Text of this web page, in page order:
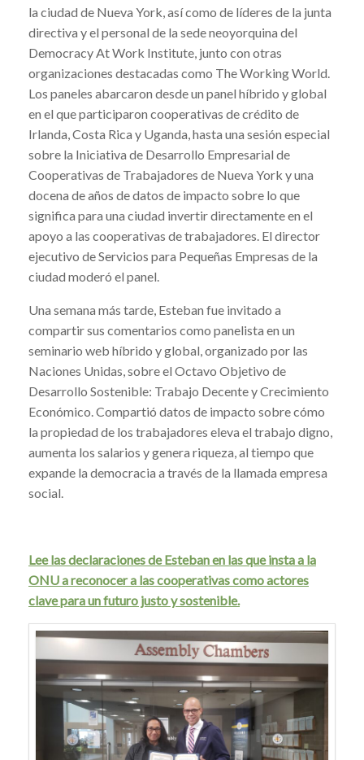
la ciudad de Nueva York, así como de líderes de la junta
directiva y el personal de la sede neoyorquina del
Democracy At Work Institute, junto con otras
organizaciones destacadas como The Working World.
Los paneles abarcaron desde un panel híbrido y global
en el que participaron cooperativas de crédito de
Irlanda, Costa Rica y Uganda, hasta una sesión especial
sobre la Iniciativa de Desarrollo Empresarial de
Cooperativas de Trabajadores de Nueva York y una
docena de años de datos de impacto sobre lo que
significa para una ciudad invertir directamente en el
apoyo a las cooperativas de trabajadores. El director
ejecutivo de Servicios para Pequeñas Empresas de la
ciudad moderó el panel.
Una semana más tarde, Esteban fue invitado a
compartir sus comentarios como panelista en un
seminario web híbrido y global, organizado por las
Naciones Unidas, sobre el Octavo Objetivo de
Desarrollo Sostenible: Trabajo Decente y Crecimiento
Económico. Compartió datos de impacto sobre cómo
la propiedad de los trabajadores eleva el trabajo digno,
aumenta los salarios y genera riqueza, al tiempo que
expande la democracia a través de la llamada empresa
social.
Lee las declaraciones de Esteban en las que insta a la
ONU a reconocer a las cooperativas como actores
clave para un futuro justo y sostenible.